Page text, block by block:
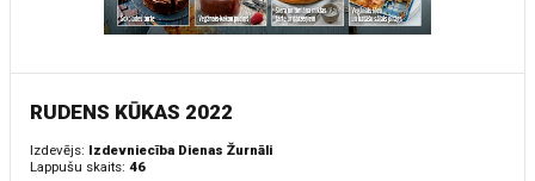
RUDENS KŪKAS 2022
Izdevējs: Izdevniecība Dienas Žurnāli
Lappušu skaits: 46